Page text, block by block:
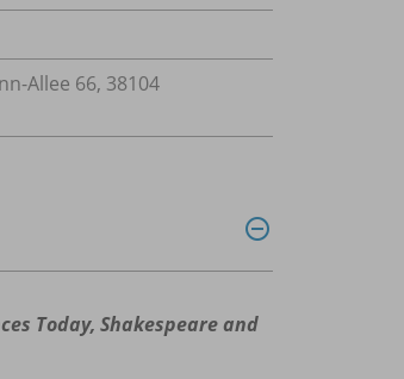
Allee 66, 38104
Today, Shakespeare and